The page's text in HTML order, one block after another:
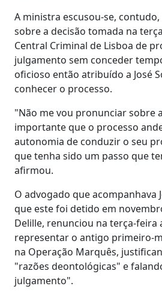
A ministra escusou-se,
sobre a decisão tomada na
Central Criminal de Lisboa de
julgamento sem conceder
oficioso então atribuído a José
conhecer o processo.
"Não me vou pronunciar sobre
importante que o processo
autonomia de conduzir o seu
que tenha sido um passo que
afirmou.
O advogado que acompanhava
que este foi detido em
Delille, renunciou na terça-feira
representar o antigo primeiro-
na Operação Marquês,
"razões deontológicas" e
julgamento".